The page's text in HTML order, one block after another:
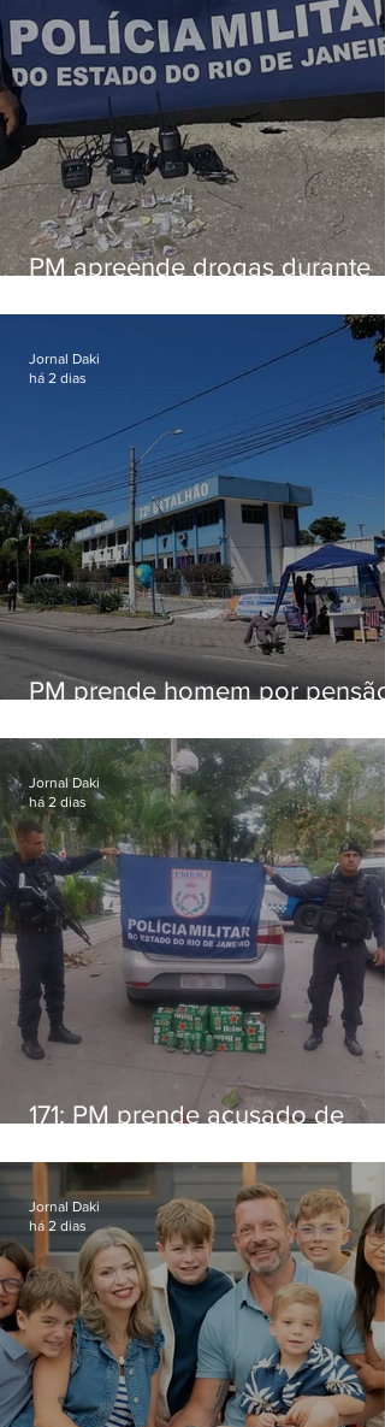
PM apreende drogas durante
PM prende homem por pensão
Jornal Daki
há 2 dias
171: PM prende acusado de
Niterói
Jornal Daki
há 2 dias
Jornal Daki
há 2 dias